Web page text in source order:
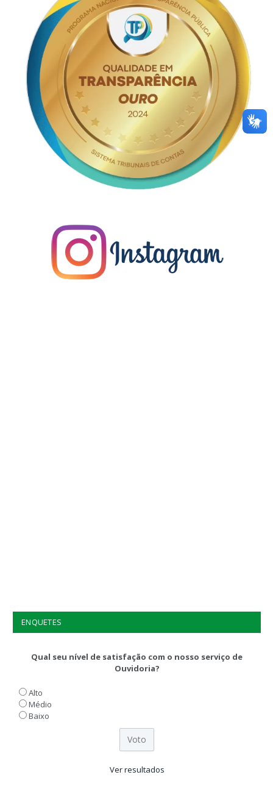
ENQUETES
Qual seu nível de satisfação com o nosso serviço de
Ouvidoria?
Alto
Médio
Baixo
Ver resultados